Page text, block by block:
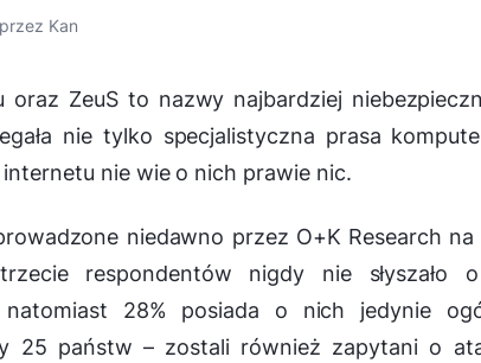
przez Kan
oraz ZeuS to nazwy najbardziej
nie tylko specjalistyczna prasa
nie wie o nich prawie nic.
niedawno przez O+K Research
respondentów nigdy nie słyszało
natomiast 28% posiada o nich jedynie
25 państw – zostali również zapytani o